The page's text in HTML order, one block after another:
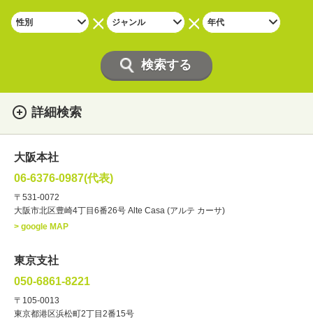
詳細検索
・性別
・ジャンル
ナレーター レポーター
・年齢
大阪本社
06-6376-0987(代表)
〒531-0072
大阪市北区豊崎4丁目6番26号 Alte Casa (アルテ カーサ)
> google MAP
東京支社
050-6861-8221
〒105-0013
東京都港区浜松町2丁目2番15号